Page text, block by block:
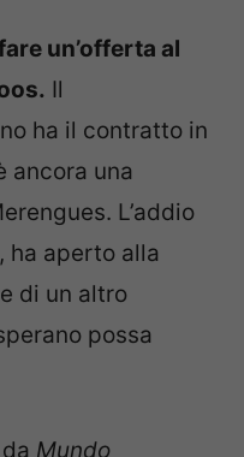
un’offerta al
Il
ha il contratto in
ancora una
L’addio
ha aperto alla
di un altro
possa
Mundo